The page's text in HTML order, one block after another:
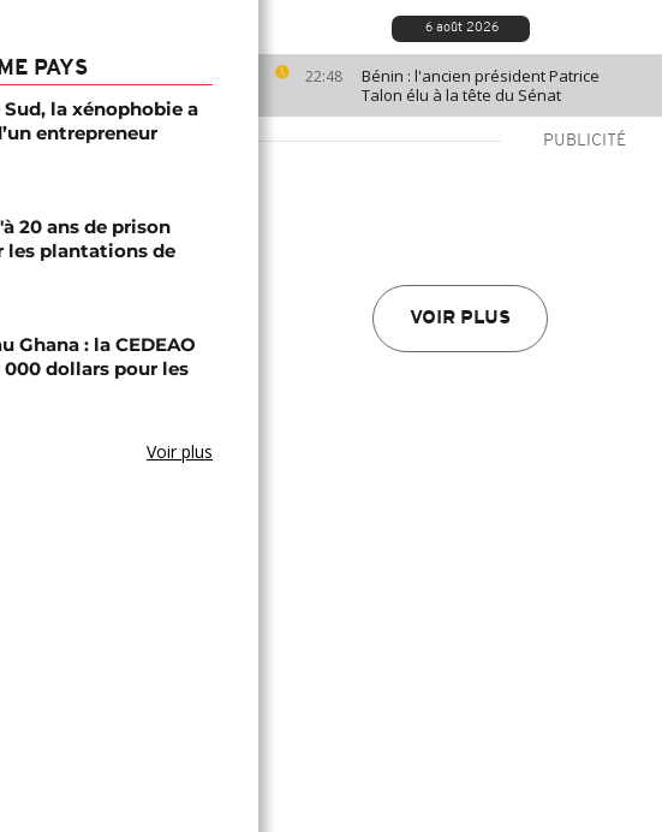
6 août 2026
22:48
Bénin : l'ancien président Patrice
Talon élu à la tête du Sénat
PUBLICITÉ
VOIR PLUS
PAYS
la xénophobie a
entrepreneur
20 ans de prison
les plantations de
Ghana : la CEDEAO
dollars pour les
Voir plus